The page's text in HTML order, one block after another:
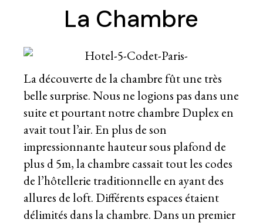
La Chambre
La découverte de la chambre fût une très
belle surprise. Nous ne logions pas dans une
suite et pourtant notre chambre Duplex en
avait tout l’air. En plus de son
impressionnante hauteur sous plafond de
plus d 5m, la chambre cassait tout les codes
de l’hôtellerie traditionnelle en ayant des
allures de loft. Différents espaces étaient
délimités dans la chambre. Dans un premier